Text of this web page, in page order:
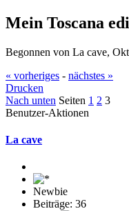
Mein Toscana
Begonnen von La cave,
« vorheriges - nächstes »
Drucken
Nach unten Seiten 1 2 3
Benutzer-Aktionen
La cave
Newbie
Beiträge: 36